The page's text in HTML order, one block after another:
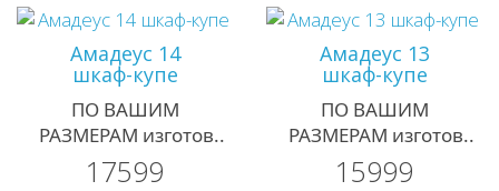
Амадеус 14
шкаф-купе
ПО ВАШИМ
РАЗМЕРАМ изготов..
17599
Амадеус 13
шкаф-купе
ПО ВАШИМ
РАЗМЕРАМ изготов..
15999